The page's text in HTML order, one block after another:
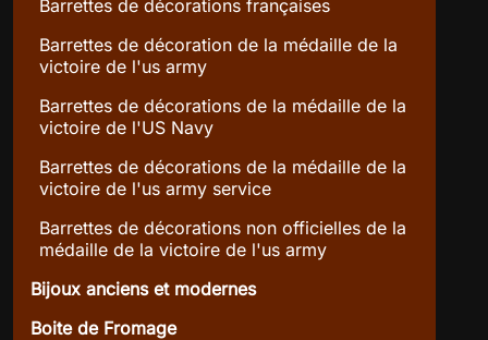
Barrettes de décorations françaises
Barrettes de décoration de la médaille de la
victoire de l'us army
Barrettes de décorations de la médaille de la
victoire de l'US Navy
Barrettes de décorations de la médaille de la
victoire de l'us army service
Barrettes de décorations non officielles de la
médaille de la victoire de l'us army
Bijoux anciens et modernes
Boite de Fromage